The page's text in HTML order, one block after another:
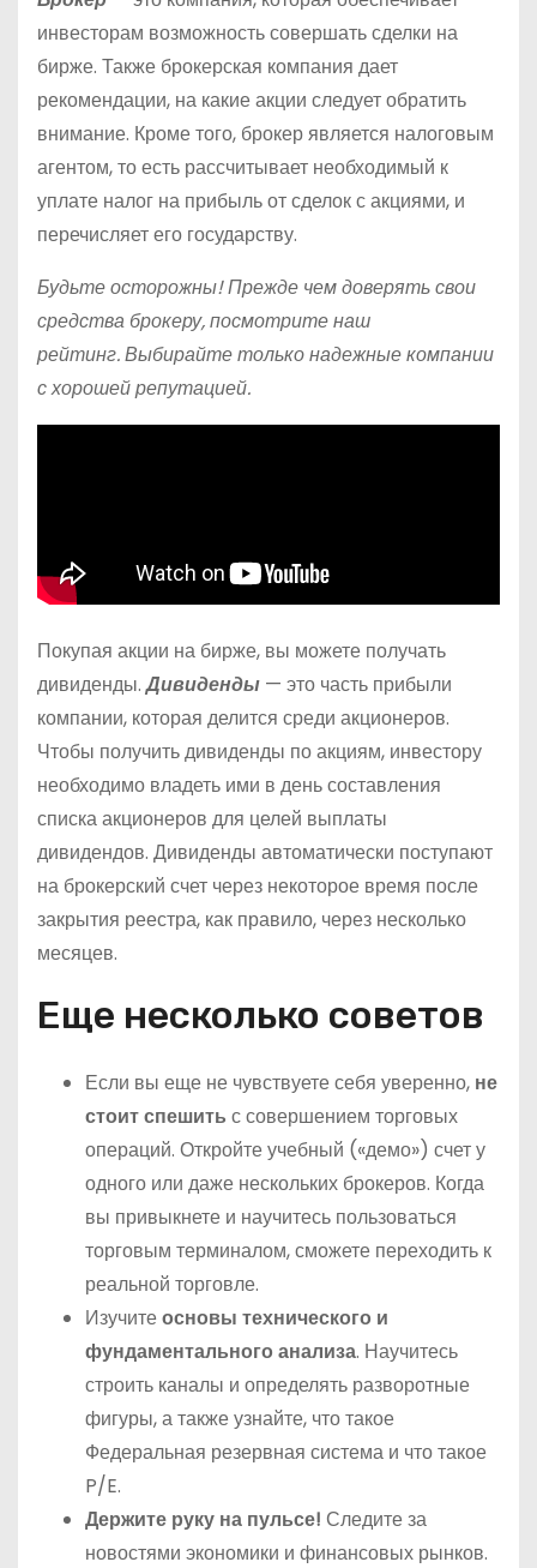
инвесторам возможность совершать сделки на
бирже. Также брокерская компания дает
рекомендации, на какие акции следует обратить
внимание. Кроме того, брокер является налоговым
агентом, то есть рассчитывает необходимый к
уплате налог на прибыль от сделок с акциями, и
перечисляет его государству.
Будьте осторожны! Прежде чем доверять свои
средства брокеру, посмотрите наш
рейтинг. Выбирайте только надежные компании
с хорошей репутацией.
Покупая акции на бирже, вы можете получать
дивиденды. Дивиденды — это часть прибыли
компании, которая делится среди акционеров.
Чтобы получить дивиденды по акциям, инвестору
необходимо владеть ими в день составления
списка акционеров для целей выплаты
дивидендов. Дивиденды автоматически поступают
на брокерский счет через некоторое время после
закрытия реестра, как правило, через несколько
месяцев.
Еще несколько советов
Если вы еще не чувствуете себя уверенно, не
стоит спешить с совершением торговых
операций. Откройте учебный («демо») счет у
одного или даже нескольких брокеров. Когда
вы привыкнете и научитесь пользоваться
торговым терминалом, сможете переходить к
реальной торговле.
Изучитеосновы технического и
фундаментального анализа. Научитесь
строить каналы и определять разворотные
фигуры, а также узнайте, что такое
Федеральная резервная система и что такое
P/E.
Держите руку на пульсе! Следите за
новостями экономики и финансовых рынков.